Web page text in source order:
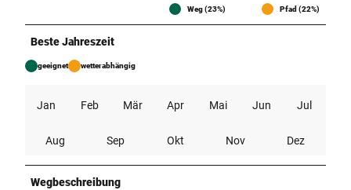
Weg (23%) Pfad (22%)
Beste Jahreszeit
geeignet wetterabhängig
Jan Feb Mär Apr Mai Jun Jul
Aug Sep Okt Nov Dez
Wegbeschreibung